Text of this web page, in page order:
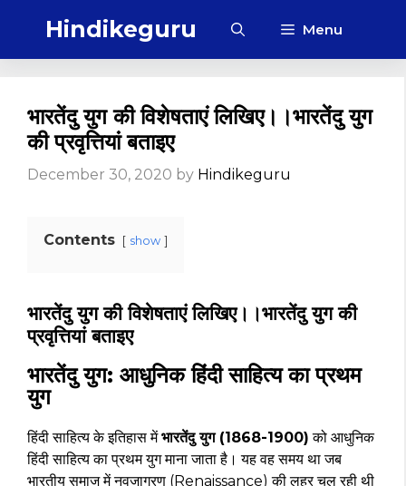
Hindikeguru Menu
भारतेंदु युग की विशेषताएं लिखिए।।भारतेंदु युग
की प्रवृत्तियां बताइए
December 30, 2020 by Hindikeguru
Contents show
भारतेंदु युग की विशेषताएं लिखिए।।भारतेंदु युग की
प्रवृत्तियां बताइए
भारतेंदु युग: आधुनिक हिंदी साहित्य का प्रथम
युग
हिंदी साहित्य के इतिहास मेंभारतेंदु युग (1868-1900) को आधुनिक
हिंदी साहित्य का प्रथम युग माना जाता है। यह वह समय था जब
भारतीय समाज में नवजागरण (Renaissance) की लहर चल रही थी